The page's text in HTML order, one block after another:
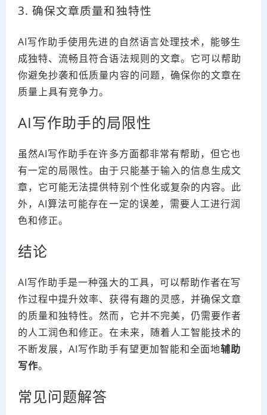
3. 确保文章质量和独特性
AI写作助手使用先进的自然语言处理技术，能够生
成独特、流畅且符合语法规则的文章。它可以帮助
你避免抄袭和低质量内容的问题，确保你的文章在
质量上具有竞争力。
AI写作助手的局限性
虽然AI写作助手在许多方面都非常有帮助，但它也
有一定的局限性。由于只能基于输入的信息生成文
章，它可能无法提供特别个性化或复杂的内容。此
外，AI算法可能存在一定的误差，需要人工进行润
色和修正。
结论
AI写作助手是一种强大的工具，可以帮助作者在写
作过程中提升效率、获得有趣的灵感，并确保文章
的质量和独特性。然而，它并不完美，仍需要作者
的人工润色和修正。在未来，随着人工智能技术的
不断发展，AI写作助手有望更加智能和全面地辅助
写作。
常见问题解答